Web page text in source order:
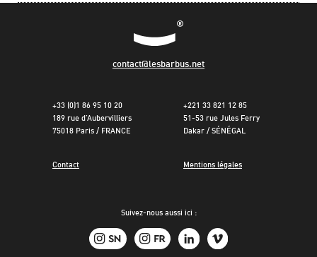
contact@lesbarbus.net
+33 (0)1 86 95 10 20
189 rue d’Aubervilliers
75018 Paris / FRANCE
+221 33 821 12 85
51-53 rue Jules Ferry
Dakar / SÉNÉGAL
Contact Mentions légales
Suivez-nous aussi ici :